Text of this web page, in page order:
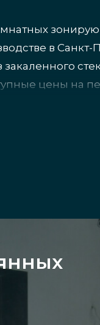
в Санкт-
цены на
или без него.
RAL,